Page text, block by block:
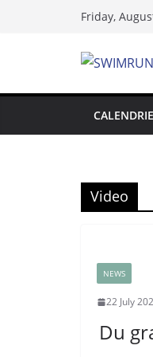
Friday,
Video
NEWS
22 July
Du